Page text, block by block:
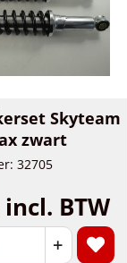
Skyteam
zwart
32705
BTW
+